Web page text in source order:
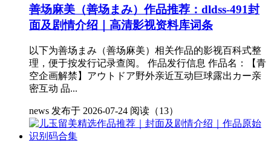
善场麻美（善场まみ）作品推荐：dldss-491封
面及剧情介绍｜高清影视资料库词条
以下为善场まみ（善场麻美）相关作品的影视百科式整
理，便于按发行记录查阅。 作品发行信息 作品名：【青
空企画解禁】アウトドア野外亲近互动巨球露出カー亲
密互动 品...
news 发布于 2026-07-24 阅读（13）